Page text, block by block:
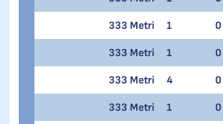
333 Metri 1 0
333 Metri 1 0
333 Metri 4 0
333 Metri 1 0